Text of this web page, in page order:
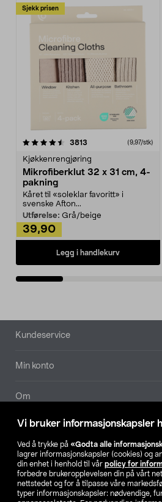
Vi bruker informasjonskapsler
Ved å trykke på «Godta alle
lagrer informasjonskapsler (cookies) og
din enhet i henhold til vår policy for
forbedre brukeropplevelsen din på vårt
nettstedet og for å tilpasse våre
typer informasjonskapsler: nødvendige,
Sjekk prisen
3813 anmeldelser(9,97/stk)
Kjøkkenrengjøring
Mikrofiberklut 32 x 31 cm, 4-
pakning
Kåret til «soleklar favoritt» i
svenske Afton...
Utførelse: Grå/beige
39,90
Legg i handlekurv
4.5av 5 stjerner
Bunntekst
Kundeservice
Min konto
Om
Aktuelt
Våre selskaper
Finn din